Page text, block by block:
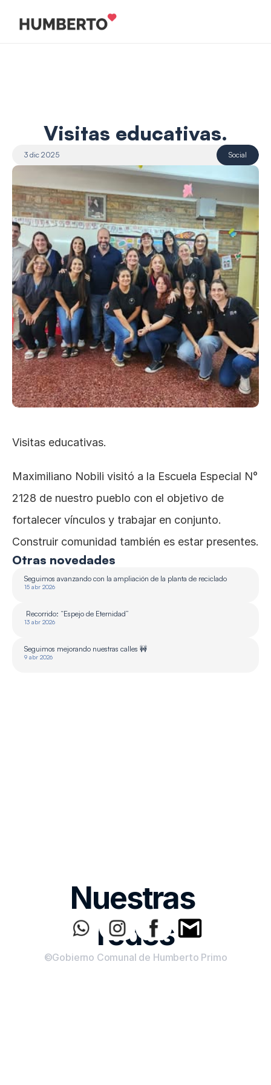
Visitas educativas.
3 dic 2025 Social
Otras novedades
Seguimos avanzando con la ampliación de la planta de reciclado
15 abr 2026
Recorrido: “Espejo de Eternidad”
13 abr 2026
Seguimos mejorando nuestras calles 🚧
9 abr 2026
Visitas educativas.
Maximiliano Nobili visitó a la Escuela Especial N°
2128 de nuestro pueblo con el objetivo de
fortalecer vínculos y trabajar en conjunto.
Construir comunidad también es estar presentes.
Nuestras
redes
©Gobierno Comunal de Humberto Primo